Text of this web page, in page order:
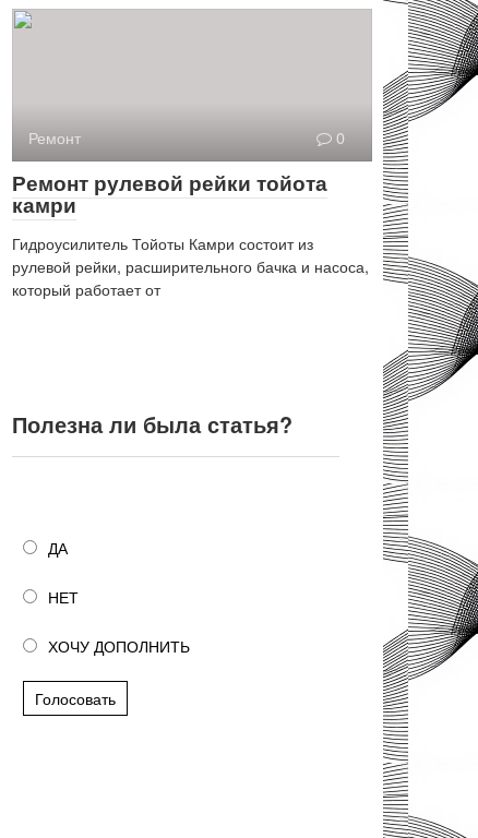
Ремонт 0
Ремонт рулевой рейки тойота
камри
Гидроусилитель Тойоты Камри состоит из
рулевой рейки, расширительного бачка и насоса,
который работает от
Полезна ли была статья?
ДА
НЕТ
ХОЧУ ДОПОЛНИТЬ
Голосовать